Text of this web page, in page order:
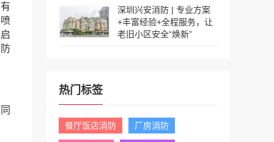
深圳兴安消防 | 专业方案
+丰富经验+全程服务，让
老旧小区安全“焕新”
热门标签
餐厅饭店消防 厂房消防